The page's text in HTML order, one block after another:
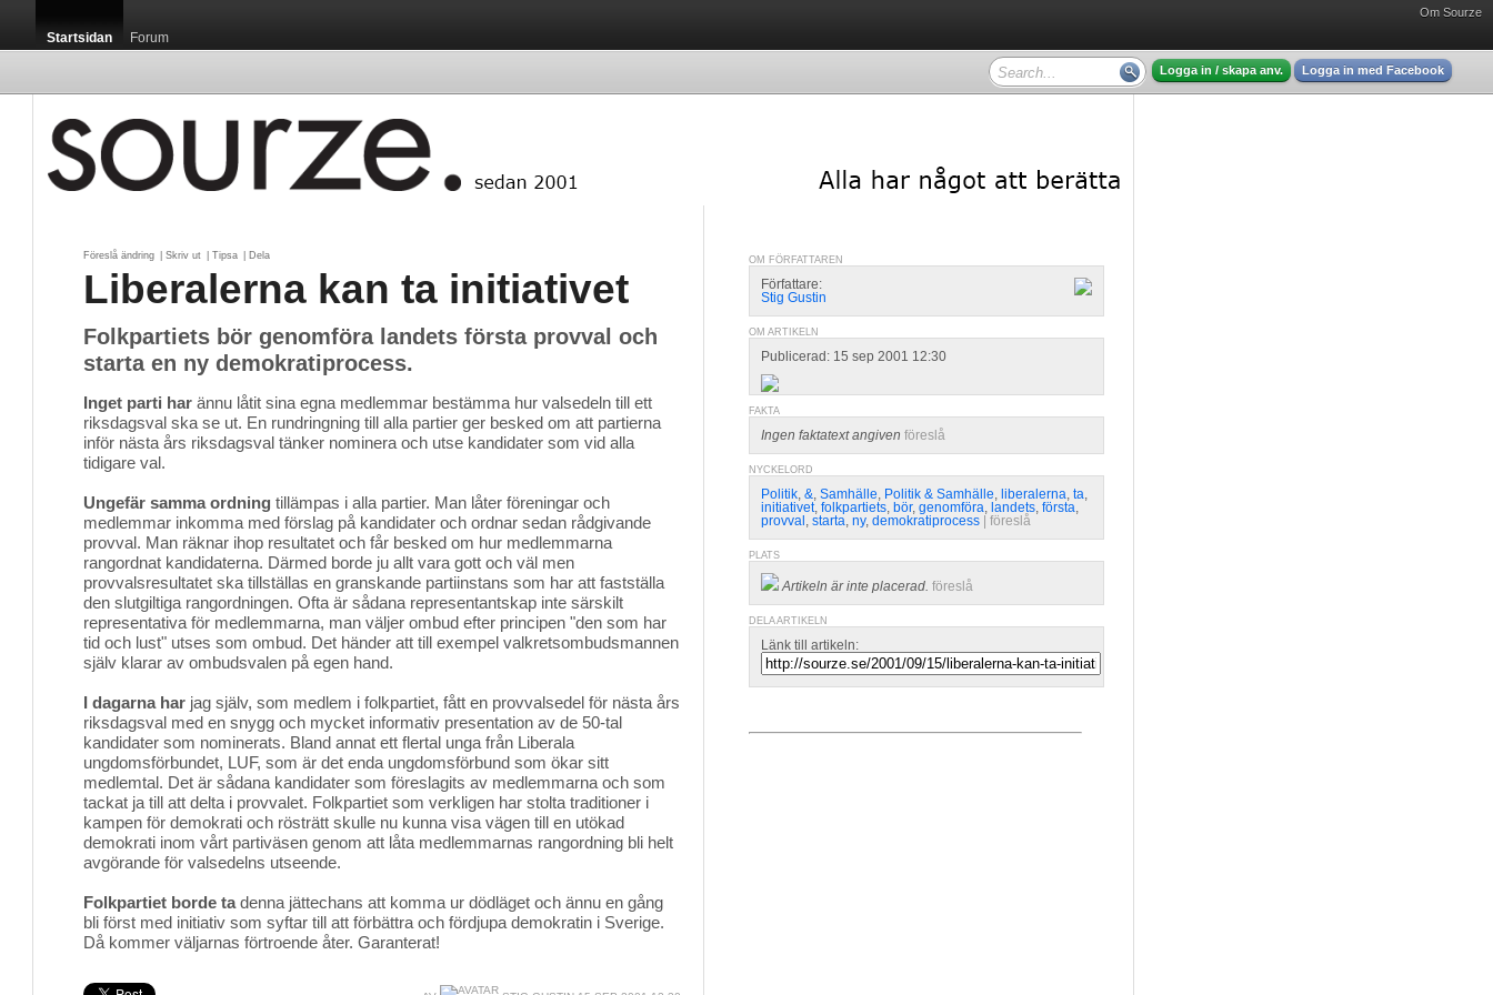
Om Sourze
Startsidan Forum
Logga in / skapa anv. Logga in med Facebook
Föreslå ändring Skriv ut Tipsa Dela
Liberalerna kan ta initiativet
Folkpartiets bör genomföra landets första provval och
starta en ny demokratiprocess.
Inget parti har ännu låtit sina egna medlemmar bestämma hur valsedeln till ett
riksdagsval ska se ut. En rundringning till alla partier ger besked om att partierna
inför nästa års riksdagsval tänker nominera och utse kandidater som vid alla
tidigare val.
Ungefär samma ordning tillämpas i alla partier. Man låter föreningar och
medlemmar inkomma med förslag på kandidater och ordnar sedan rådgivande
provval. Man räknar ihop resultatet och får besked om hur medlemmarna
rangordnat kandidaterna. Därmed borde ju allt vara gott och väl men
provvalsresultatet ska tillställas en granskande partiinstans som har att fastställa
den slutgiltiga rangordningen. Ofta är sådana representantskap inte särskilt
representativa för medlemmarna, man väljer ombud efter principen "den som har
tid och lust" utses som ombud. Det händer att till exempel valkretsombudsmannen
själv klarar av ombudsvalen på egen hand.
I dagarna har jag själv, som medlem i folkpartiet, fått en provvalsedel för nästa års
riksdagsval med en snygg och mycket informativ presentation av de 50-tal
kandidater som nominerats. Bland annat ett flertal unga från Liberala
ungdomsförbundet, LUF, som är det enda ungdomsförbund som ökar sitt
medlemtal. Det är sådana kandidater som föreslagits av medlemmarna och som
tackat ja till att delta i provvalet. Folkpartiet som verkligen har stolta traditioner i
kampen för demokrati och rösträtt skulle nu kunna visa vägen till en utökad
demokrati inom vårt partiväsen genom att låta medlemmarnas rangordning bli helt
avgörande för valsedelns utseende.
Folkpartiet borde tadenna jättechans att komma ur dödläget och ännu en gång
bli först med initiativ som syftar till att förbättra och fördjupa demokratin i Sverige.
Då kommer väljarnas förtroende åter. Garanterat!
OM FÖRFATTAREN
Författare:
Stig Gustin
OM ARTIKELN
Publicerad: 15 sep 2001 12:30
FAKTA
Ingen faktatext angiven föreslå
NYCKELORD
Politik, &, Samhälle, Politik & Samhälle, liberalerna, ta,
initiativet, folkpartiets, bör, genomföra, landets, första,
provval , starta, ny, demokratiprocess föreslå
PLATS
Artikeln är inte placerad. föreslå
DELA ARTIKELN
Länk till artikeln: